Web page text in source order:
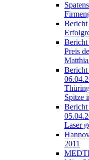
Bericht
Preis
Spitze
Laser
2011